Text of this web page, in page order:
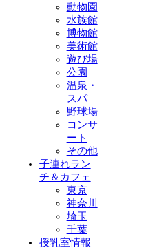
動物園
水族館
博物館
美術館
遊び場
公園
温泉・
スパ
野球場
コンサ
ート
その他
子連れラン
チ＆カフェ
東京
神奈川
埼玉
千葉
授乳室情報